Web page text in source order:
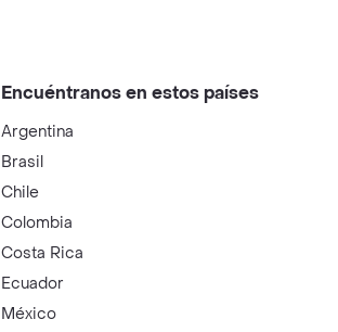
Encuéntranos en estos países
Argentina
Brasil
Chile
Colombia
Costa Rica
Ecuador
México